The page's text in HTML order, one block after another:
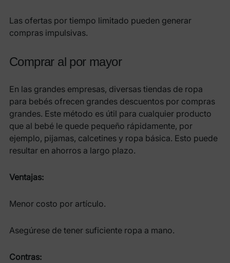
Las ofertas por tiempo limitado pueden generar
compras impulsivas.
Comprar al por mayor
En las grandes empresas, diversas tiendas de ropa
para bebés ofrecen grandes descuentos por compras
grandes. Este método es útil para cualquier producto
que al bebé le quede pequeño rápidamente, por
ejemplo, pijamas, calcetines y ropa básica. Esto puede
resultar en ahorros a largo plazo.
Ventajas:
Menor costo por artículo.
Asegúrese de tener suficiente ropa a mano.
Contras: